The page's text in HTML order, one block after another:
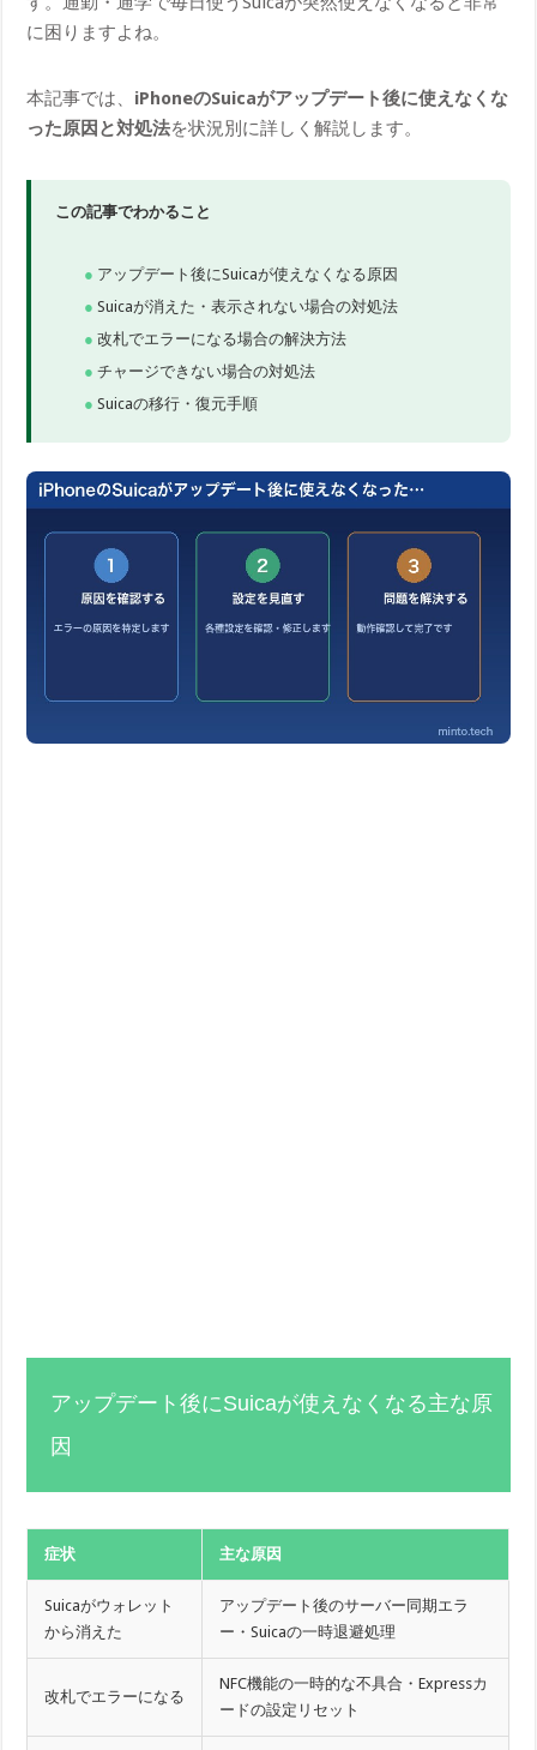
に困りますよね。
本記事では、 iPhoneのSuicaがアップデート後に使えなくな
った原因と対処法を状況別に詳しく解説します。
この記事でわかること
アップデート後にSuicaが使えなくなる原因
Suicaが消えた・表示されない場合の対処法
改札でエラーになる場合の解決方法
チャージできない場合の対処法
Suicaの移行・復元手順
アップデート後にSuicaが使えなくなる主な原
因
症状 主な原因
Suicaがウォレット
から消えた
アップデート後のサーバー同期エラ
ー・Suicaの一時退避処理
改札でエラーになる
NFC機能の一時的な不具合・Expressカ
ードの設定リセット